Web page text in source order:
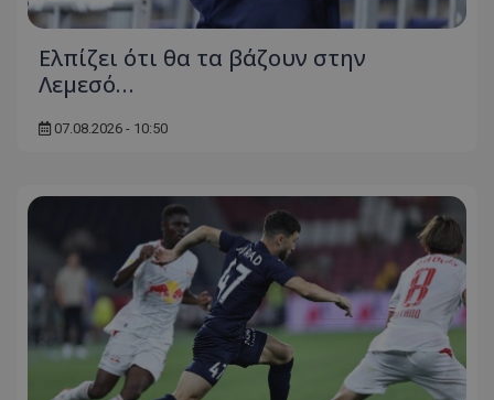
Ελπίζει ότι θα τα βάζουν στην
Λεμεσό…
07.08.2026 - 10:50